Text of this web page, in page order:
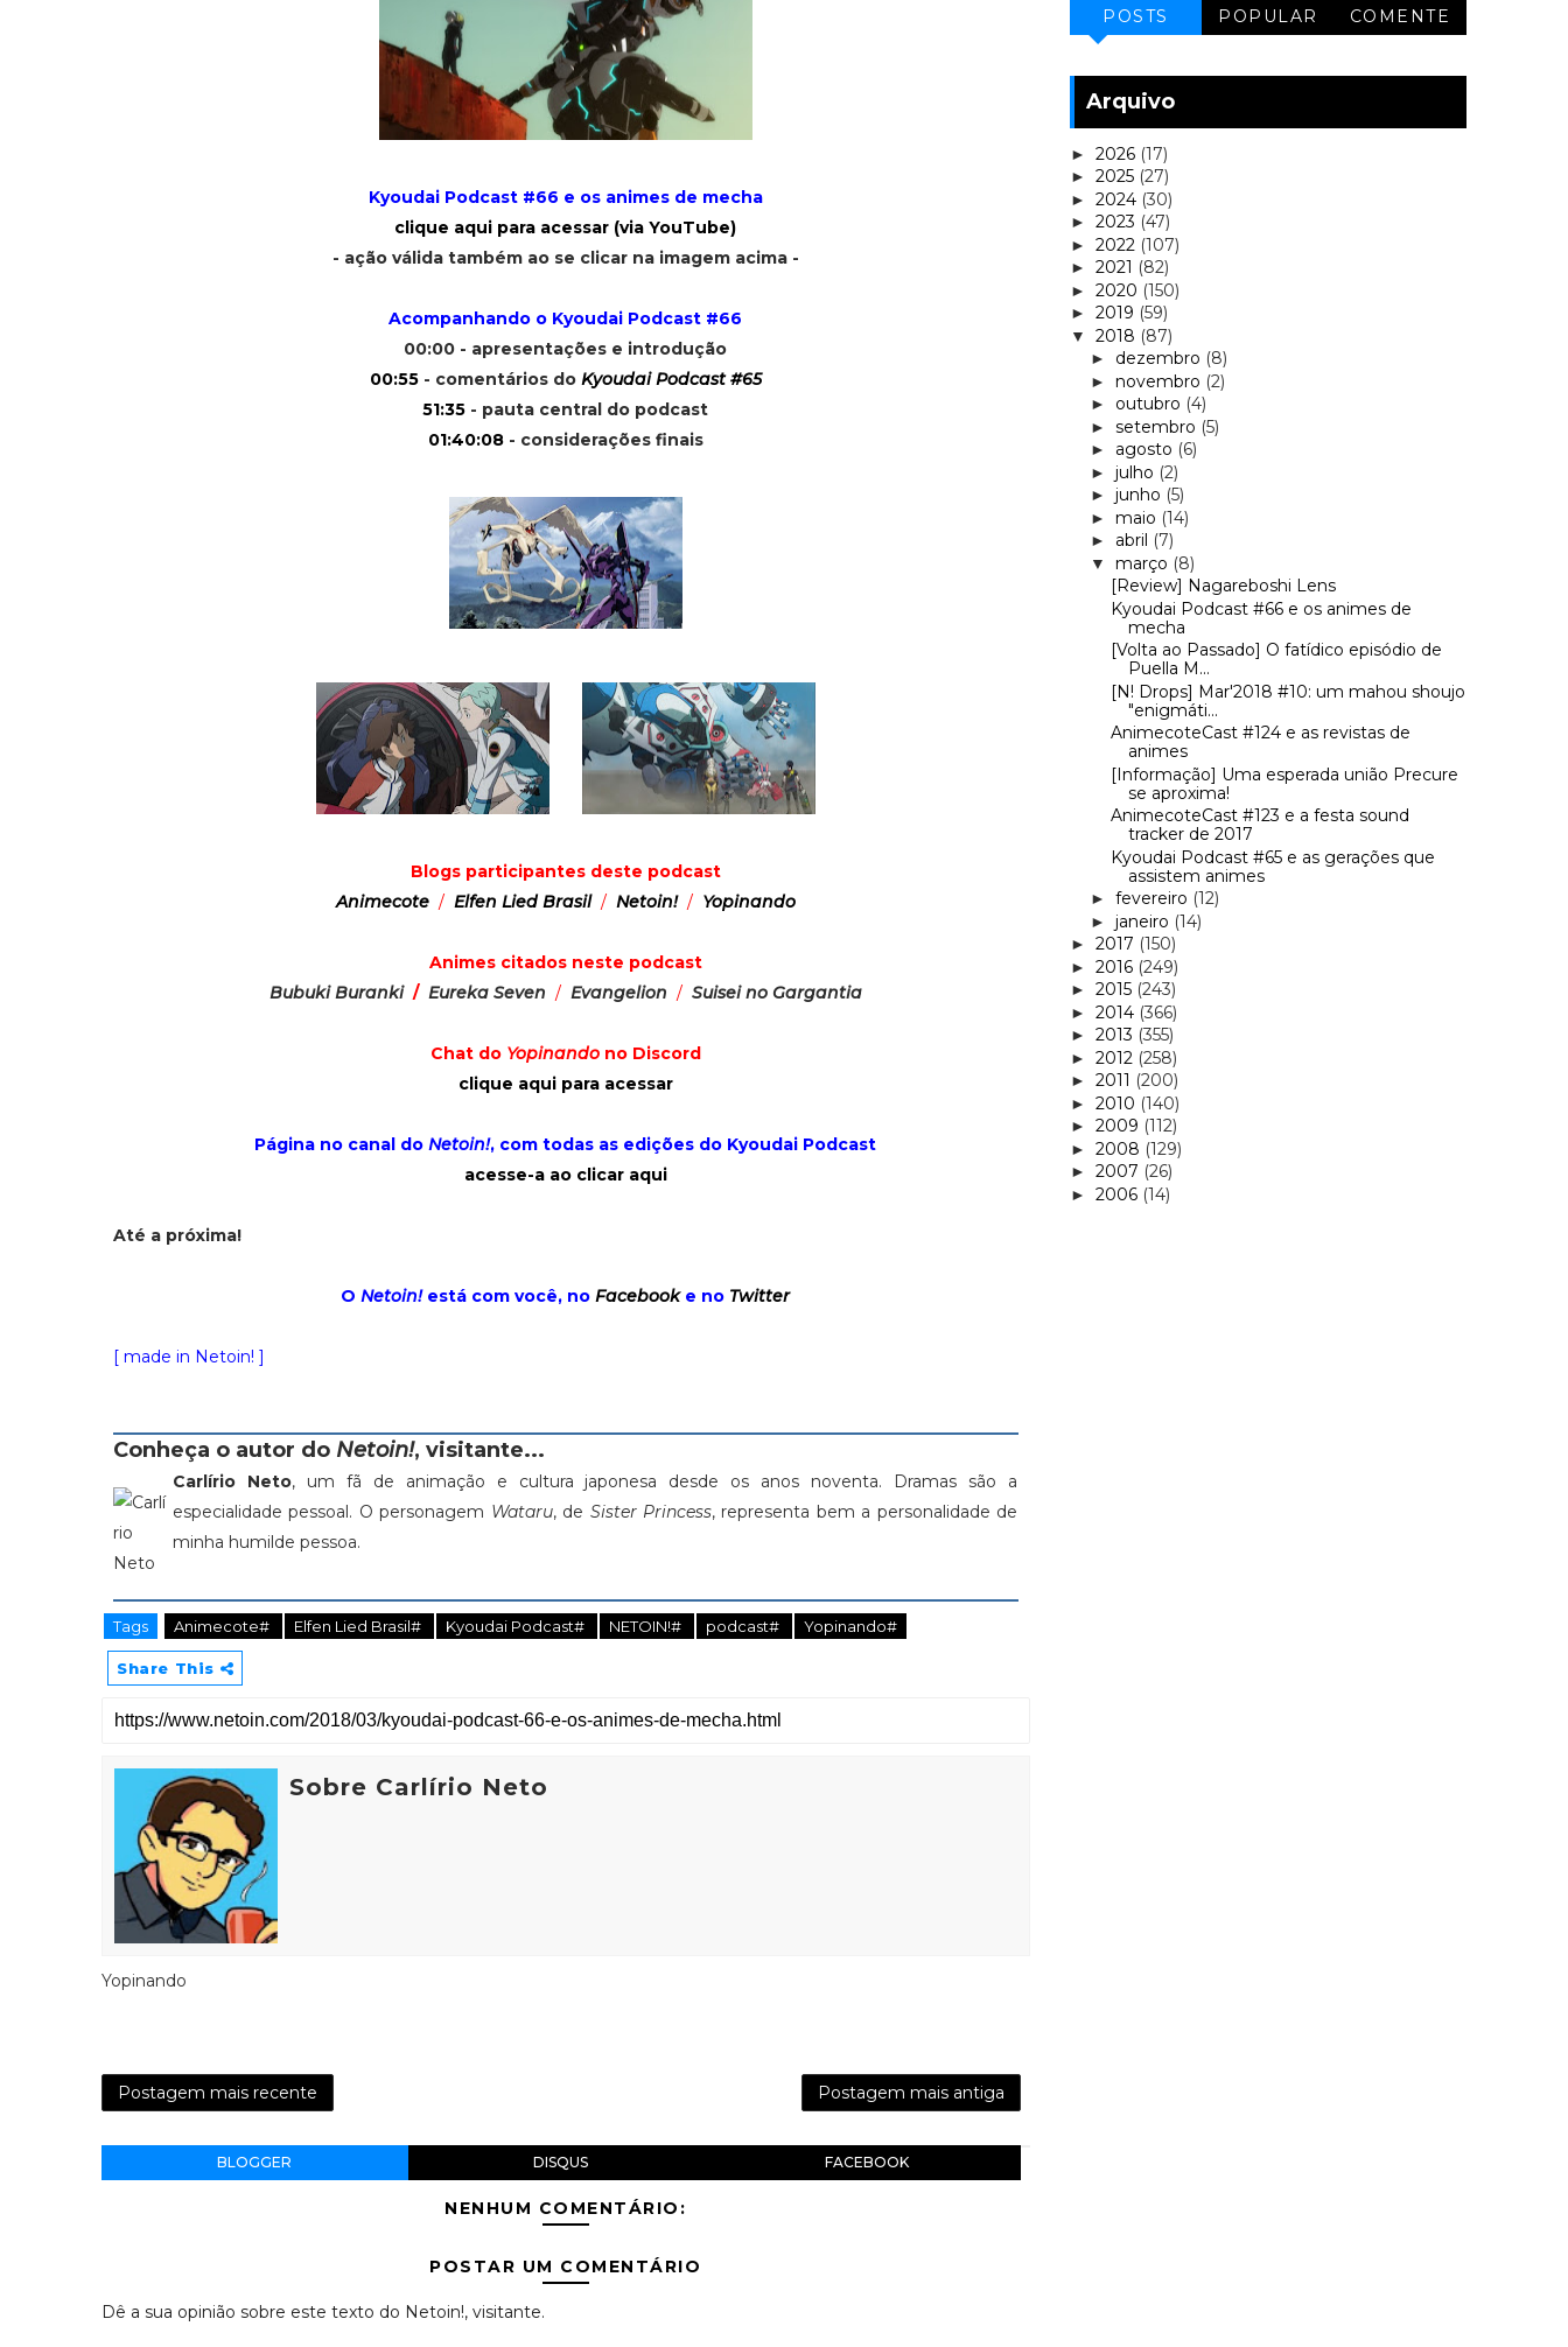
Kyoudai Podcast #66 e os animes de mecha
clique aqui para acessar (via YouTube)
- ação válida também ao se clicar na imagem acima -
Acompanhando o Kyoudai Podcast #66
00:00 - apresentações e introdução
00:55- comentários do Kyoudai Podcast #65
51:35 - pauta central do podcast
01:40:08- considerações finais
Blogs participantes deste podcast
Animecote / Elfen Lied Brasil/ Netoin! / Yopinando
Animes citados neste podcast
Bubuki Buranki / Eureka Seven / Evangelion / Suisei no Gargantia
Chat do Yopinandono Discord
clique aqui para acessar
Página no canal doNetoin!, com todas as edições do Kyoudai Podcast
acesse-a ao clicar aqui
Até a próxima!
ONetoin!está com você, noFacebooke no Twitter
[ made in Netoin! ]
Conheça o autor do Netoin!, visitante...
Carlírio Neto, um fã de animação e cultura japonesa desde os anos noventa. Dramas são a
especialidade pessoal. O personagem Wataru, de Sister Princess, representa bem a personalidade de
minha humilde pessoa.
Tags Animecote# Elfen Lied Brasil# Kyoudai Podcast# NETOIN!# podcast# Yopinando#
Share This
Sobre Carlírio Neto
Yopinando
Postagem mais recente Postagem mais antiga
BLOGGER DISQUS FACEBOOK
NENHUM COMENTÁRIO:
POSTAR UM COMENTÁRIO
Dê a sua opinião sobre este texto do Netoin!, visitante.
POSTS POPULAR COMENTE
Arquivo
► 2026 (17)
► 2025 (27)
► 2024 (30)
► 2023 (47)
► 2022 (107)
► 2021 (82)
► 2020 (150)
► 2019 (59)
▼ 2018 (87)
► dezembro (8)
► novembro (2)
► outubro (4)
► setembro (5)
► agosto (6)
► julho (2)
► junho (5)
► maio (14)
► abril (7)
▼ março (8)
[Review] Nagareboshi Lens
Kyoudai Podcast #66 e os animes de
mecha
[Volta ao Passado] O fatídico episódio de
Puella M...
[N! Drops] Mar'2018 #10: um mahou shoujo
"enigmáti...
AnimecoteCast #124 e as revistas de
animes
[Informação] Uma esperada união Precure
se aproxima!
AnimecoteCast #123 e a festa sound
tracker de 2017
Kyoudai Podcast #65 e as gerações que
assistem animes
► fevereiro (12)
► janeiro (14)
► 2017 (150)
► 2016 (249)
► 2015 (243)
► 2014 (366)
► 2013 (355)
► 2012 (258)
► 2011 (200)
► 2010 (140)
► 2009 (112)
► 2008 (129)
► 2007 (26)
► 2006 (14)